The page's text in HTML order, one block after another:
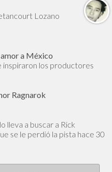
Lozano
a México
inspiraron los productores
Ragnarok
lleva a buscar a Rick
se le perdió la pista hace 30